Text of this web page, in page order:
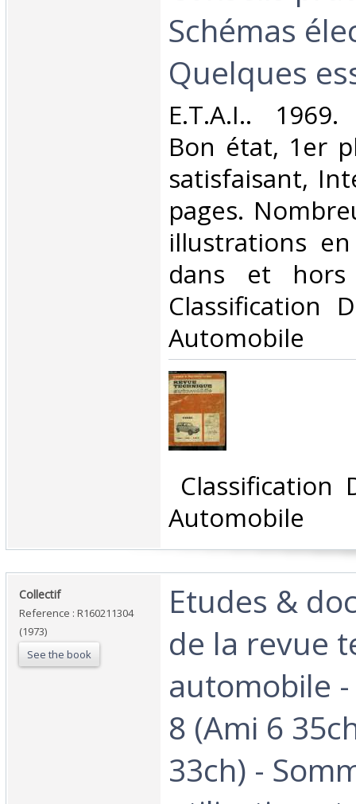
Schémas
Quelques
‎E.T.A.I..
Bon état, 1er
satisfaisant,
pages.
illustrations
dans et
Classification
Automobile‎
Classification
Automobile‎
‎Collectif‎
Reference : R160211304
(1973)
See the book
‎Etudes &
de la revue
automobile
8 (Ami 6
33ch) -